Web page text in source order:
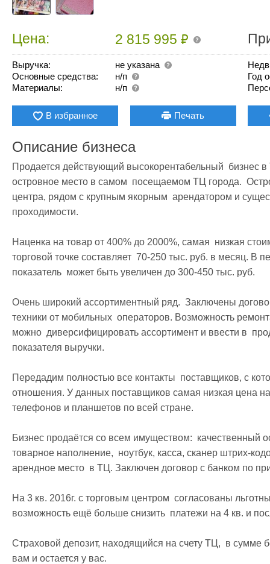
Цена: 2 815 995₽
Выручка:
не указана
Основные средства:
н/п
Материалы:
н/п
Год
В избранное Печать
Описание бизнеса
Продается действующий высокорентабельный  бизнес
островное место в самом  посещаемом ТЦ города.
центра, рядом с крупным якорным  арендатором и
проходимости.
Наценка на товар от 400% до 2000%, самая  низкая
торговой точке составляет  70-250 тыс. руб. в месяц. В
показатель  может быть увеличен до 300-450 тыс. руб.
Очень широкий ассортиментный ряд.  Заключены
техники от мобильных  операторов. Возможность
можно  диверсифицировать ассортимент и ввести в
показателя выручки.
Передадим полностью все контакты  поставщиков, с
отношения. У данных поставщиков самая низкая цена
телефонов и планшетов по всей стране.
Бизнес продаётся со всем имуществом:  качественный
товарное наполнение,  ноутбук, касса, сканер штрих-
арендное место  в ТЦ. Заключен договор с банком по
На 3 кв. 2016г. с торговым центром  согласованы
возможность ещё больше снизить  платежи на 4 кв. и
Страховой депозит, находящийся на счету ТЦ,  в сумме
вам и остается у вас.